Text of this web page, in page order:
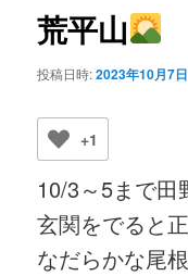
ゲ
ー
ョ
荒平山
投稿日時:2023年10月7日
+1
10/3～5まで田
玄関をでると
なだらかな尾